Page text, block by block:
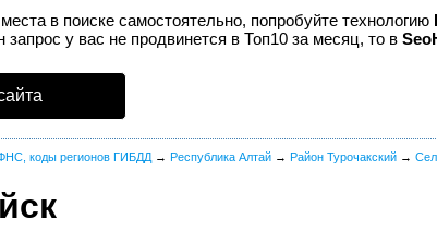
в поиске самостоятельно, попробуйте технологию
у вас не продвинется в Топ10 за месяц, то в
коды регионов ГИБДД → Республика Алтай → Район Турочакский →